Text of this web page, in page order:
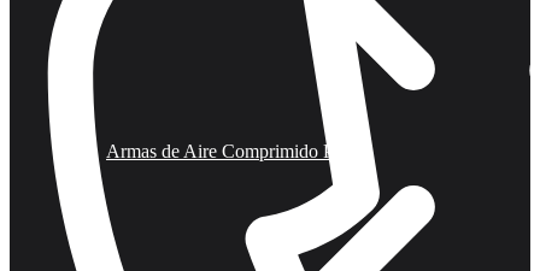
Armas de Aire Comprimido PCP